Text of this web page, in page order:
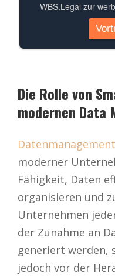
Die Rolle von
modernen Data
Datenmanagement
moderner
Fähigkeit, Daten
organisieren und
Unternehmen
der Zunahme an
generiert werden,
jedoch vor der